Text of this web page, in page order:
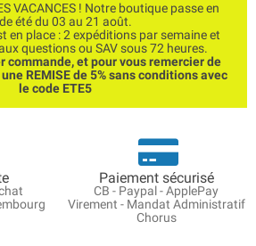
VACANCES ! Notre boutique passe en
été du 03 au 21 août.
en place : 2 expéditions par semaine et
questions ou SAV sous 72 heures.
commande, et pour vous remercier de
REMISE de 5% sans conditions avec
le code ETE5
Paiement sécurisé
CB - Paypal - ApplePay
Virement - Mandat Administratif
Chorus